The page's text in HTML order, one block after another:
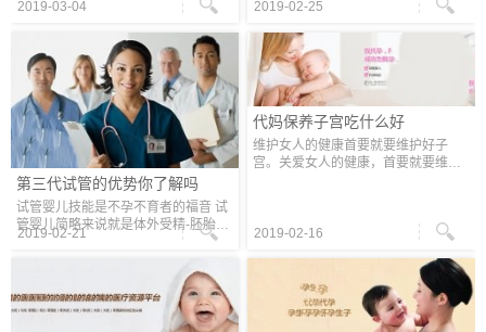
第2-3天，早9点空腹抽血查看，作用
2019-03-04
成的，体现为局限性内膜肿物突出于
2019-02-25
第三代试管的优势你了解吗
试管婴儿技能是不孕不育者的福音 试
管婴儿简略来说就是体外受精-胚胎移
植技能，是医师经过促排卵后从女方
卵巢内取出卵母细胞，在试验室内让
它们与男方的精子结合，构成胚胎，
2019-02-21
代妈保养子宫吃什么好
维护女人的健康首要就要维护好子
宫。关爱女人的健康，首要就要维护
枸橘
2019-02-16